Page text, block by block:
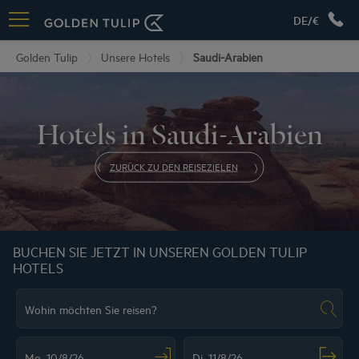
DE/€
Golden Tulip Unsere Hotels Saudi-Arabien
Hotels in Saudi-Arabien
ZURÜCK ZU DEN REISEZIELEN
BUCHEN SIE JETZT IN UNSEREN GOLDEN TULIP
HOTELS